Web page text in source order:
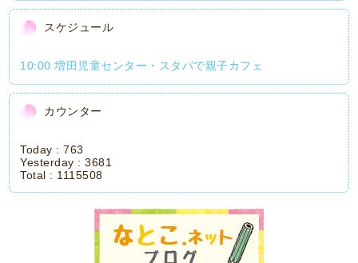
スケジュール
10:00 増田児童センター・スタバで親子カフェ
カウンター
Today :763
Yesterday :3681
Total : 1115508